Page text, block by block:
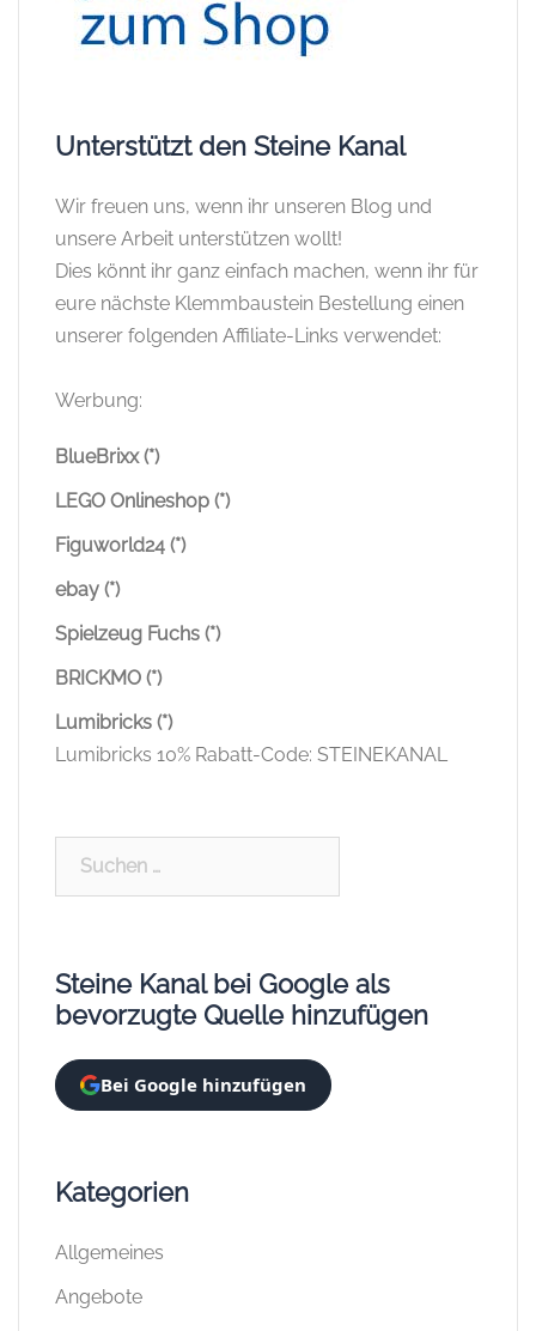
Steine Kanal bei Google als
bevorzugte Quelle hinzufügen
Bei Google hinzufügen
Kategorien
Allgemeines
Angebote
BlueBrixx
BlueBrixx Listen & Übersichten
BlueBrixx News
BlueBrixx Reviews
Brixies
CaDA
COBI Classics
COBI Historisch
COBI Neuheiten
COBI Q&As
Familie und Kinder
Klemmbausteingeschichten
LEGO Magazine